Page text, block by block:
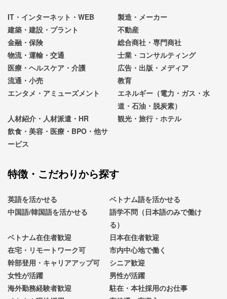
IT・インターネット・WEB
製造・メーカー
建築・建設・プラント
不動産
金融・保険
総合商社・専門商社
物流・運輸・交通
士業・コンサルティング
医療・ヘルスケア・介護
広告・出版・メディア
流通・小売
教育
エンタメ・アミューズメント
エネルギー（電力・ガス・水
道・石油・脱炭素）
人材紹介・人材派遣・HR
観光・旅行・ホテル
飲食・美容・医療・BPO・他サ
ービス
特徴・こだわりから探す
英語を活かせる
ベトナム語を活かせる
中国語/韓国語を活かせる
語学不問（日本語のみで働け
る）
ベトナム在住者歓迎
日本在住者歓迎
在宅・リモートワーク可
市内中心地で働く
幹部登用・キャリアアップ可
シニア歓迎
女性が活躍
男性が活躍
海外勤務経験者歓迎
駐在・本社採用のお仕事